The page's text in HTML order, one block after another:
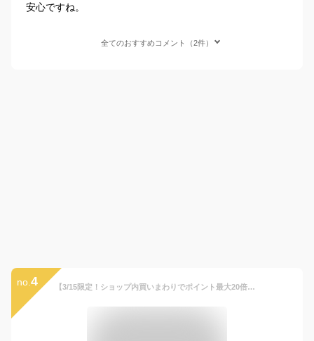
安心ですね。
全てのおすすめコメント（2件）
no. 4 【3/15限定！ショップ内買いまわりでポイント最大20倍】コクヨ ランドセル 2024年度版 ベーシックモデル 12カラー カク-AFBS5500